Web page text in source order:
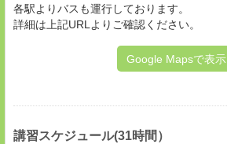
各駅よりバスも運行しております。
詳細は上記URLよりご確認ください。
Google Mapsで表示
講習スケジュール(31時間）